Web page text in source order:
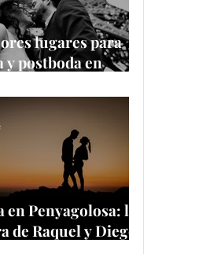
lugares para
y postboda en
en Penyagolosa: la
de Raquel y Diego